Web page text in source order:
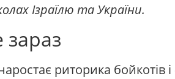
Ізраїлю та України.
риторика